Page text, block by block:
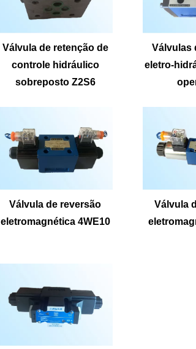
Válvula de retenção de
controle hidráulico
sobreposto Z2S6
Válvulas
eletro-
Válvula de reversão
eletromagnética 4WE10
Válvula